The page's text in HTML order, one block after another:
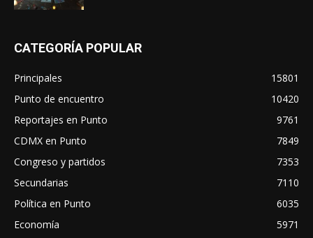
CATEGORÍA POPULAR
Principales
15801
Punto de encuentro
10420
Reportajes en Punto
9761
CDMX en Punto
7849
Congreso y partidos
7353
Secundarias
7110
Política en Punto
6035
Economía
5971